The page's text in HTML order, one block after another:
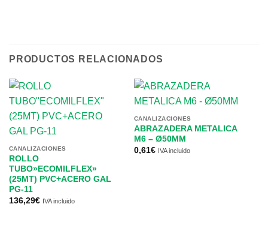
PRODUCTOS RELACIONADOS
CANALIZACIONES
ROLLO
TUBO»ECOMILFLEX»
(25MT) PVC+ACERO GAL
PG-11
136,29€ IVA incluido
CANALIZACIONES
ABRAZADERA METALICA
M6 – Ø50MM
0,61€ IVA incluido